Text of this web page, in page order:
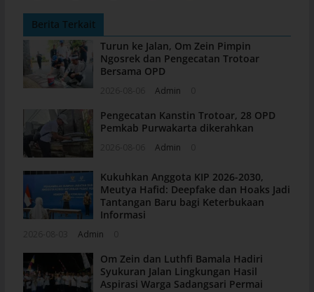
Berita Terkait
Turun ke Jalan, Om Zein Pimpin
Ngosrek dan Pengecatan Trotoar
Bersama OPD
Admin
Pengecatan Kanstin Trotoar, 28 OPD
Pemkab Purwakarta dikerahkan
Admin
Kukuhkan Anggota KIP 2026-2030,
Meutya Hafid: Deepfake dan Hoaks Jadi
Tantangan Baru bagi Keterbukaan
Informasi
Admin
Om Zein dan Luthfi Bamala Hadiri
Syukuran Jalan Lingkungan Hasil
Aspirasi Warga Sadangsari Permai